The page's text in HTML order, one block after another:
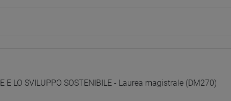
E LO SVILUPPO SOSTENIBILE - Laurea magistrale (DM270)